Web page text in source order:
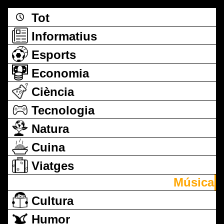
Tot
Informatius
Esports
Economia
Ciència
Tecnologia
Natura
Cuina
Viatges
Música
Cultura
Humor